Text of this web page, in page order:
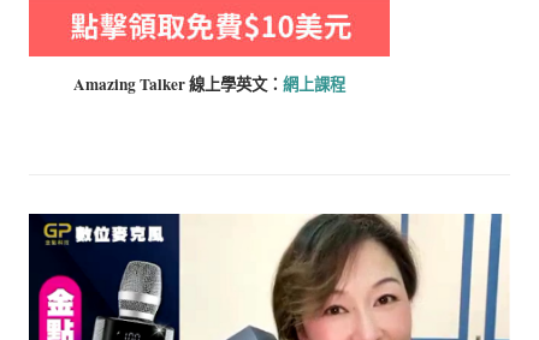
Amazing Talker 線上學英文： 網上課程